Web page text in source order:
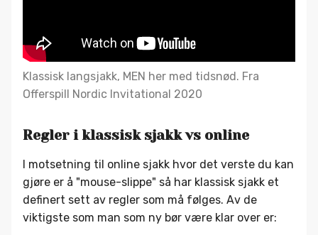
Klassisk langsjakk, MEN her med tidsnød. Fra
Offerspill Nordic Invitational 2020
Regler i klassisk sjakk vs online
I motsetning til online sjakk hvor det verste du kan
gjøre er å "mouse-slippe" så har klassisk sjakk et
definert sett av regler som må følges. Av de
viktigste som man som ny bør være klar over er: